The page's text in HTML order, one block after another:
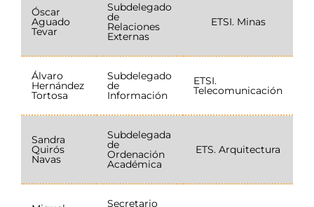
Óscar
Aguado
Tevar
Subdelegado
de
Relaciones
Externas
ETSI. Minas
Álvaro
Hernández
Tortosa
Subdelegado
de
Información
ETSI.
Telecomunicación
Sandra
Quirós
Navas
Subdelegada
de
Ordenación
Académica
ETS. Arquitectura
Secretario